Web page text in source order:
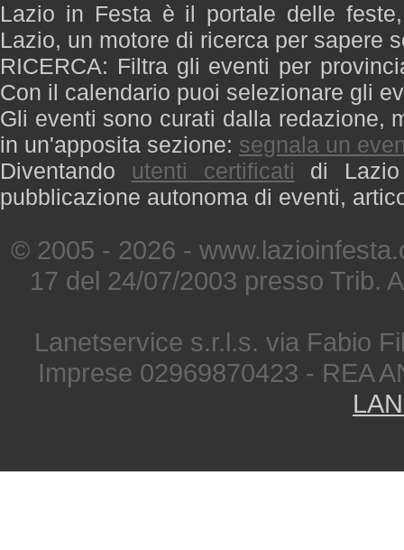
Lazio in Festa è il portale delle
Lazio, un motore di ricerca per sapere
RICERCA: Filtra gli eventi per
Con il calendario puoi selezionare gli
Gli eventi sono curati dalla redazione,
in un'apposita sezione: segnala un
Diventando utenti certificati di
pubblicazione autonoma di eventi,
© 2005 - 2026 -
17 del 24/07/2003 presso Trib.
Lanetservice s.r.l.s. via Fabio
Imprese 02969870423 - REA